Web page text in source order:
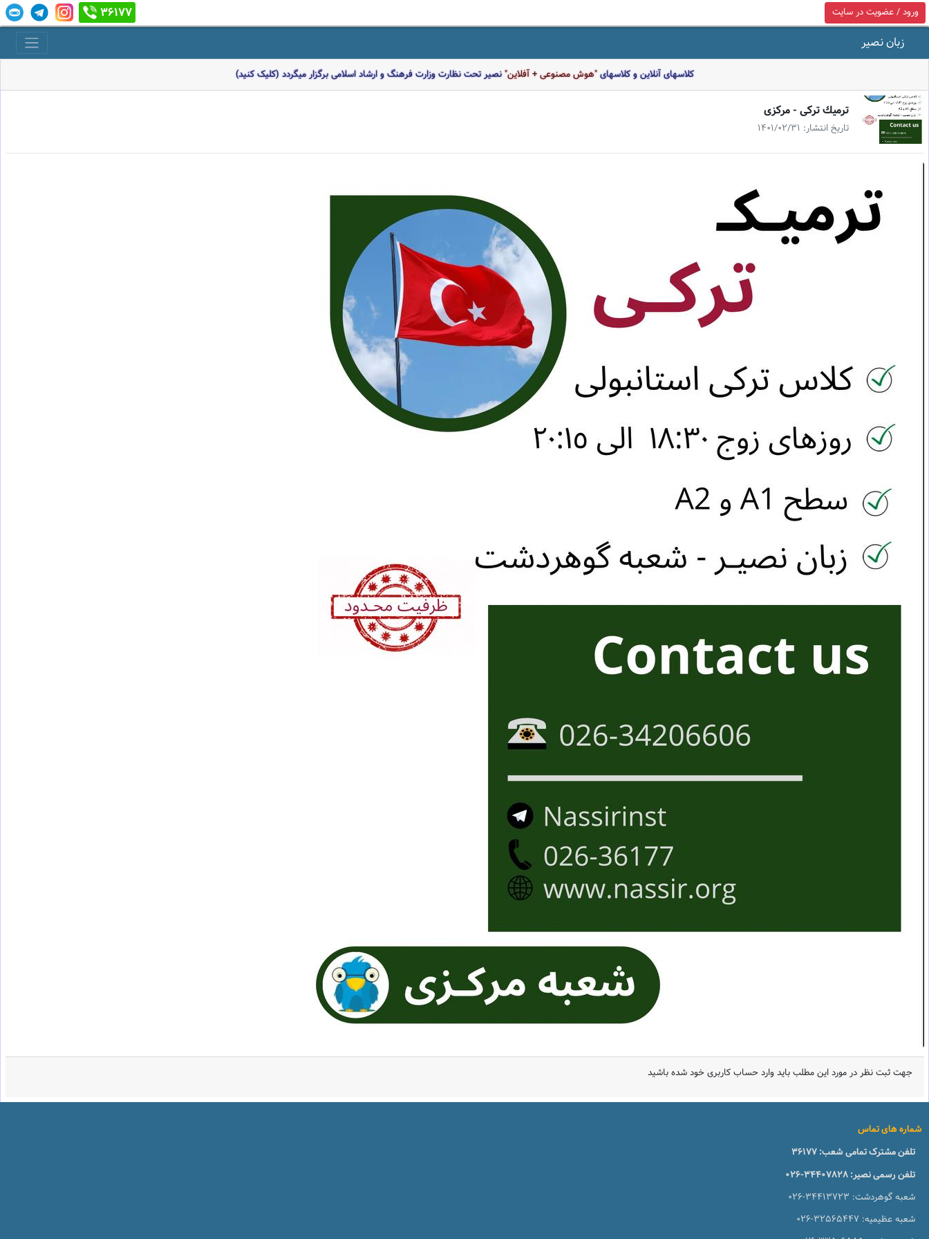
ورود / عضویت در سایت 36177
زبان نصیر
کلاسهای آنلاین و کلاسهای"هوش مصنوعی + آفلاین"نصیر تحت نظارت وزارت فرهنگ و ارشاد اسلامی برگزار میگردد (کلیک کنید)
ترميك تركى - مركزى
تاریخ انتشار: 1401/02/31
جهت ثبت نظر در مورد این مطلب باید وارد حساب کاربری خود شده باشید
شماره های تماس
تلفن مشترک تمامی شعب:36177
تلفن رسمی نصیر:026-34407828
شعبه گوهردشت: 026-34413723
شعبه عظیمیه: 026-32565447